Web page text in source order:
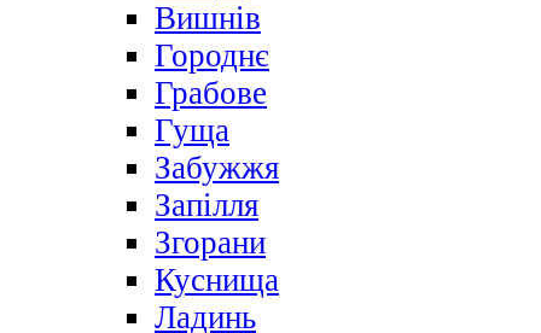
Вишнів
Городнє
Грабове
Гуща
Забужжя
Запілля
Згорани
Куснища
Ладинь